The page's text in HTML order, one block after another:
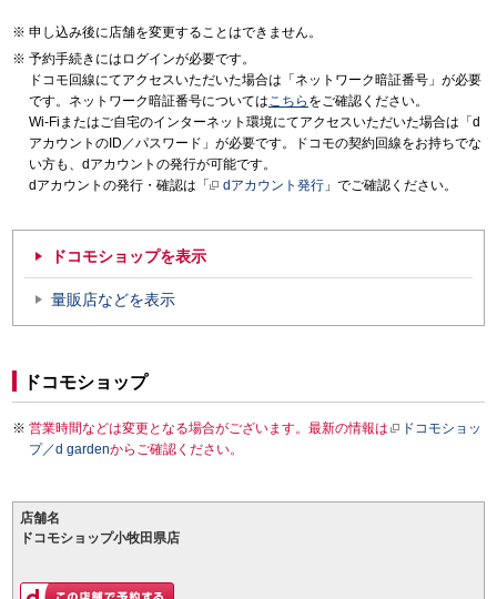
申し込み後に店舗を変更することはできません。
予約手続きにはログインが必要です。
ドコモ回線にてアクセスいただいた場合は「ネットワーク暗証番号」が必要
です。ネットワーク暗証番号についてはこちら をご確認ください。
Wi-Fiまたはご自宅のインターネット環境にてアクセスいただいた場合は「d
アカウントのID／パスワード」が必要です。ドコモの契約回線をお持ちでな
い方も、dアカウントの発行が可能です。
dアカウントの発行・確認は「
dアカウント発行 」でご確認ください。
ドコモショップを表示
量販店などを表示
ドコモショップ
営業時間などは変更となる場合がございます。最新の情報は
ドコモショッ
プ／d gardenからご確認ください。
店舗名
ドコモショップ小牧田県店